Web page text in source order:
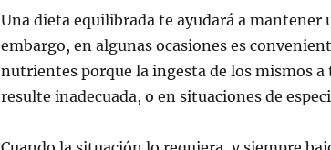
Una dieta equilibrada te ayudará a mantener
embargo, en algunas ocasiones es
nutrientes porque la ingesta de los mismos
resulte inadecuada, o en situaciones de